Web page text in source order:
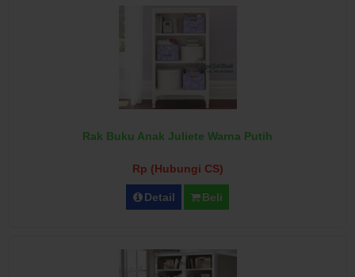
Rak Buku Anak Juliete Warna Putih
Rp (Hubungi CS)
Detail Beli